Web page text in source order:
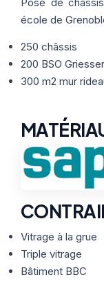
Nos Formules
école de
250 châssis
200 BSO
300 m2 mur
Vitrage à la grue
Triple vitrage
Bâtiment BBC